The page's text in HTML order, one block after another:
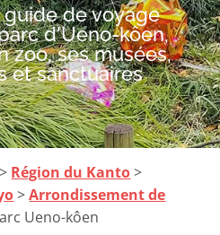
de voyage
d'Ueno-kôen,
zoo, ses musées,
et sanctuaires
> Région du Kanto>
>Arrondissement de
Ueno-kôen